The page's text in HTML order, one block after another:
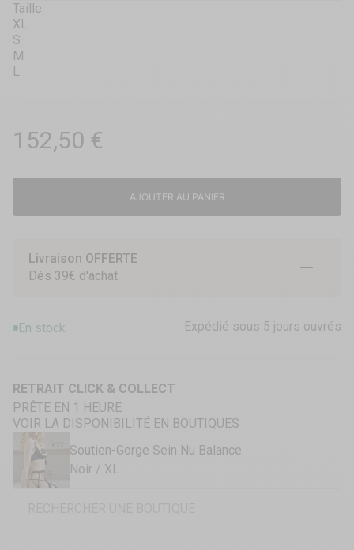
Taille
XL
S
M
L
Prix de vente
152,50 €
AJOUTER AU PANIER
Livraison OFFERTE
Dès 39€ d'achat
En stock Expédié sous 5 jours ouvrés
RETRAIT CLICK & COLLECT
PRÊTE EN 1 HEURE
VOIR LA DISPONIBILITÉ EN BOUTIQUES
Soutien-Gorge Sein Nu Balance
Noir / XL